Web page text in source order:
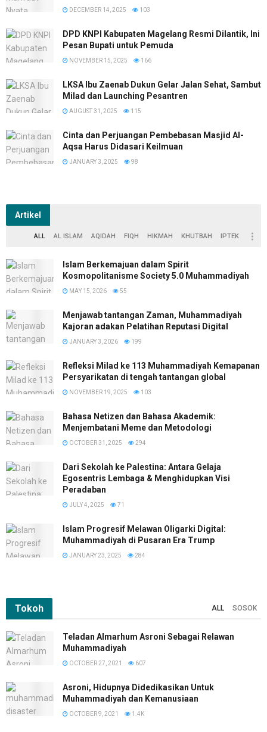
DECEMBER 14, 2025 103
DPD KNPI Kabupaten Magelang Resmi Dilantik, Ini
Pesan Bupati untuk Pemuda
NOVEMBER 15, 2025 166
LKSA Ibu Zaenab Dukun Gelar Jalan Sehat, Sambut
Milad dan Launching Pesantren
AUGUST 31, 2025 115
Cinta dan Perjuangan Pembebasan Masjid Al-
Aqsa Harus Didasari Keilmuan
JANUARY 3, 2025 98
Artikel
ALL AL ISLAM AQIDAH FIQH HIKMAH KHUTBAH IPTEK
Islam Berkemajuan dalam Spirit
Kosmopolitanisme Society 5.0 Muhammadiyah
MAY 15, 2026 55
Menjawab tantangan Zaman, Muhammadiyah
Kajoran adakan Pelatihan Reputasi Digital
JANUARY 3, 2026 199
Refleksi Milad ke 113 Muhammadiyah Kemapanan
Persyarikatan di tengah tantangan global
NOVEMBER 19, 2025 103
Bahasa Netizen dan Bahasa Akademik:
Menjembatani Meme dan Metodologi
OCTOBER 31, 2025 294
Dari Sekolah ke Palestina: Antara Gelaja
Egosentris Lembaga & Menghidupkan Visi
Peradaban
JULY 4, 2025 71
Islam Progresif Melawan Oligarki Digital:
Muhammadiyah di Pusaran Era Trump
JANUARY 23, 2025 284
Tokoh ALL SOSOK
Teladan Almarhum Asroni Sebagai Relawan
Muhammadiyah
OCTOBER 27, 2021 607
Asroni, Hidupnya Didedikasikan Untuk
Muhammadiyah dan Kemanusiaan
OCTOBER 9, 2021 1.4K